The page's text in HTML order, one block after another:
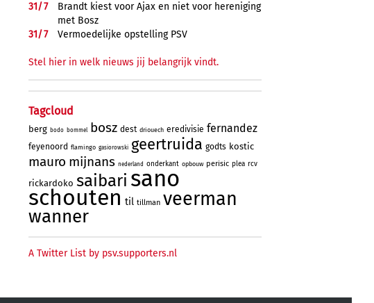
31/7
Brandt kiest voor Ajax en niet voor hereniging
met Bosz
31/7 Vermoedelijke opstelling PSV
Stel hier in welk nieuws jij belangrijk vindt.
Tagcloud
berg bodo bommel bosz dest driouech eredivisie fernandez
feyenoord flamingo gasiorowski geertruida godts kostic
mauro mijnans nederland onderkant opbouw perisic plea rcv
rickardoko saibari sano
schouten til tillman veerman
wanner
A Twitter List by psv.supporters.nl